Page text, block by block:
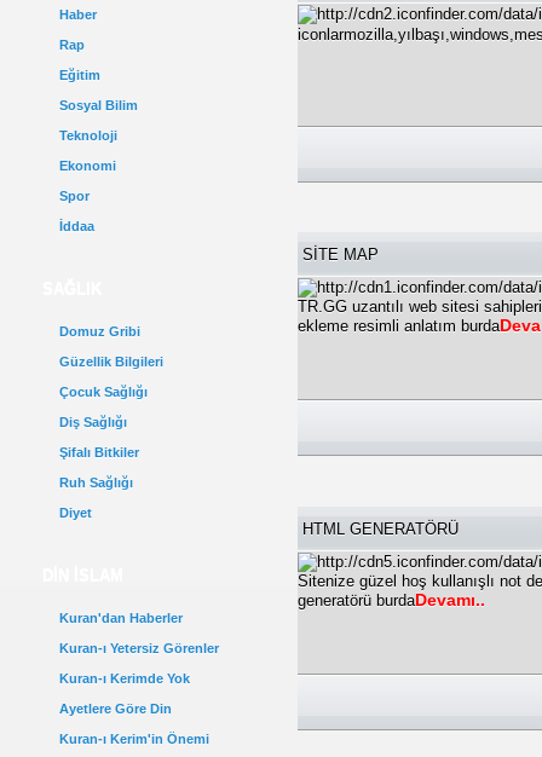
Haber
Rap
Eğitim
Sosyal Bilim
Teknoloji
Ekonomi
Spor
İddaa
Domuz Gribi
Güzellik Bilgileri
Çocuk Sağlığı
Diş Sağlığı
Şifalı Bitkiler
Ruh Sağlığı
Diyet
Kuran'dan Haberler
Kuran-ı Yetersiz Görenler
Kuran-ı Kerimde Yok
Ayetlere Göre Din
Kuran-ı Kerim'in Önemi
SİTE MAP
TR.GG uzantılı web sitesi
ekleme resimli anlatım burda
HTML GENERATÖRÜ
Sitenize güzel hoş kullanışlı not
generatörü burdaDevamı..